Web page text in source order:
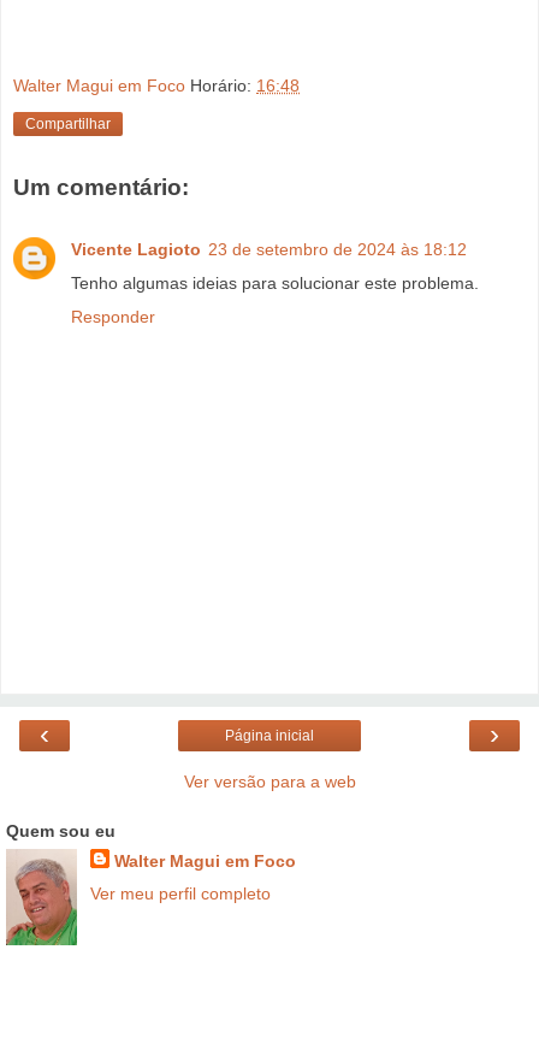
Walter Magui em Foco Horário: 16:48
Compartilhar
Um comentário:
Vicente Lagioto 23 de setembro de 2024 às 18:12
Tenho algumas ideias para solucionar este problema.
Responder
‹ ›
Página inicial
Ver versão para a web
Quem sou eu
Walter Magui em Foco
Ver meu perfil completo